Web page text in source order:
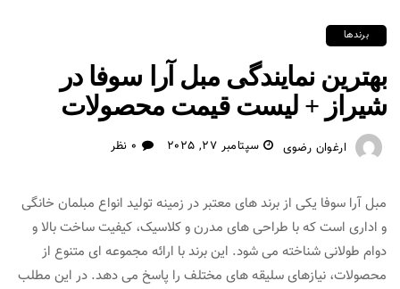
برندها
بهترین نمایندگی مبل آرا سوفا در
شیراز + لیست قیمت محصولات
ارغوان رضوی سپتامبر 27, 2025 0 نظر
مبل آرا سوفا یکی از برند های معتبر در زمینه تولید انواع مبلمان خانگی
و اداری است که با طراحی‌ های مدرن و کلاسیک، کیفیت ساخت بالا و
دوام طولانی شناخته می‌ شود. این برند با ارائه مجموعه‌ ای متنوع از
محصولات، نیازهای سلیقه‌ های مختلف را پاسخ می‌ دهد. در این مطلب